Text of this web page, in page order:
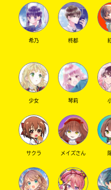
オフィシャ
SNSで
希乃 柊都
少女 琴莉
サクラ メイズさん